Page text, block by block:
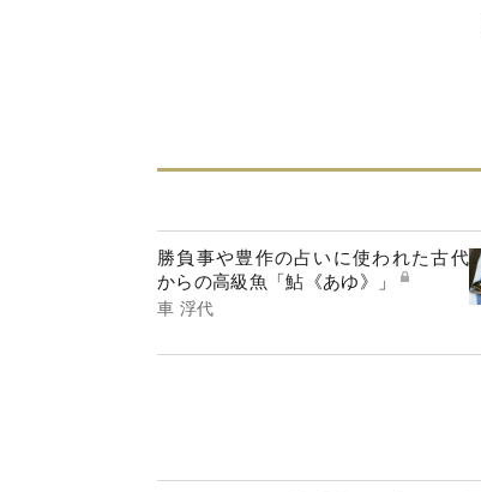
勝負事や豊作の占いに使われた古代
からの高級魚「鮎《あゆ》」
車 浮代